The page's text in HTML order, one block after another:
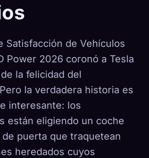
Satisfacción de Vehículos
Power 2026 coronó a Tesla
la felicidad del
la verdadera historia es
interesante: los
están eligiendo un coche
puerta que traquetean
heredados cuyos